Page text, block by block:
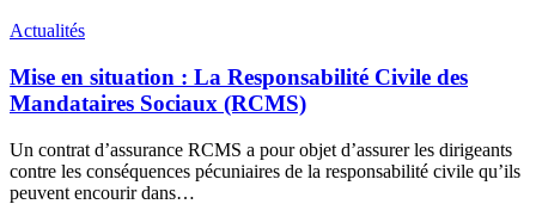
Actualités
Mise en situation : La Responsabilité Civile des
Mandataires Sociaux (RCMS)
Un contrat d’assurance RCMS a pour objet d’assurer les dirigeants
contre les conséquences pécuniaires de la responsabilité civile qu’ils
peuvent encourir dans…